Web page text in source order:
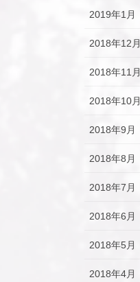
2019年1月
2018年12月
2018年11月
2018年10月
2018年9月
2018年8月
2018年7月
2018年6月
2018年5月
2018年4月